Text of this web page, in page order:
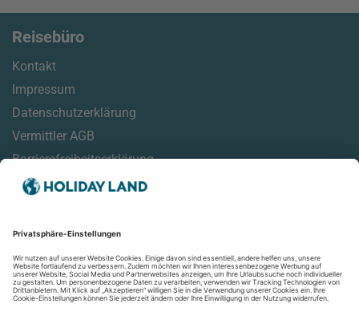
Reisebüro
Kontakt
Impressum
Datenschutzerklärung
Vermittler AGB
Barrierefreiheitserklärung
Reisehinweise
Reisemonitor
Online Check-In Informationen